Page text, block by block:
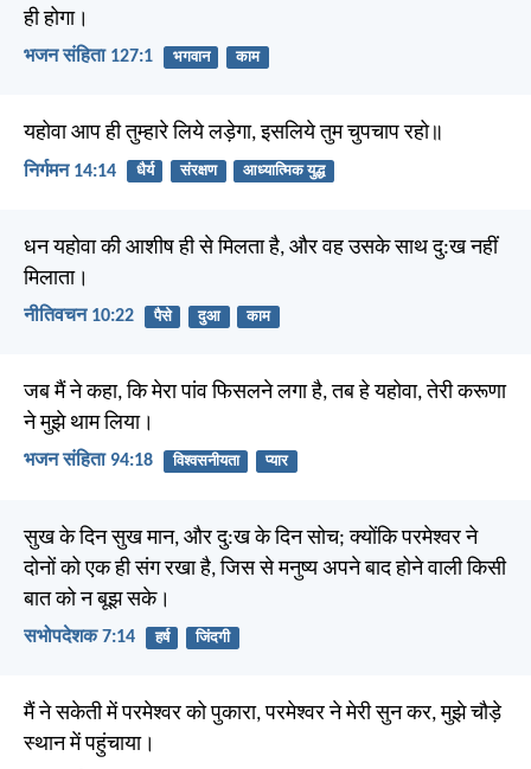
ही होगा।
भजन संहिता 127:1 भगवान काम
यहोवा आप ही तुम्हारे लिये लड़ेगा, इसलिये तुम चुपचाप रहो॥
निर्गमन 14:14 धैर्य संरक्षण आध्यात्मिक युद्ध
धन यहोवा की आशीष ही से मिलता है, और वह उसके साथ दु:ख नहीं
मिलाता।
नीतिवचन 10:22 पैसे दुआ काम
जब मैं ने कहा, कि मेरा पांव फिसलने लगा है, तब हे यहोवा, तेरी करूणा
ने मुझे थाम लिया।
भजन संहिता 94:18 विश्वसनीयता प्यार
सुख के दिन सुख मान, और दु:ख के दिन सोच; क्योंकि परमेश्वर ने
दोनों को एक ही संग रखा है, जिस से मनुष्य अपने बाद होने वाली किसी
बात को न बूझ सके।
सभोपदेशक 7:14 हर्ष जिंदगी
मैं ने सकेती में परमेश्वर को पुकारा, परमेश्वर ने मेरी सुन कर, मुझे चौड़े
स्थान में पहुंचाया।